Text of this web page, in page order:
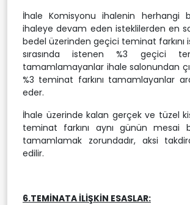
İhale Komisyonu ihalenin herhangi
ihaleye devam eden isteklilerden en
bedel üzerinden geçici teminat farkını
sırasında istenen %3 geçici
tamamlamayanlar ihale salonundan
%3 teminat farkını tamamlayanlar
eder.
İhale üzerinde kalan gerçek ve tüzel
teminat farkını aynı günün mesai
tamamlamak zorundadır, aksi
edilir.
6.TEMİNATA İLİŞKİN ESASLAR: